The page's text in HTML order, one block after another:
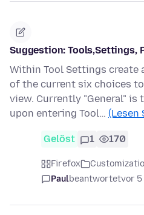
Suggestion: Tools,Settings,
Within Tool Settings create
of the current six choices
view. Currently "General"
upon entering Tool… (Lesen
Gelöst 1 170
Firefox
Paulbeantwortetvor 5